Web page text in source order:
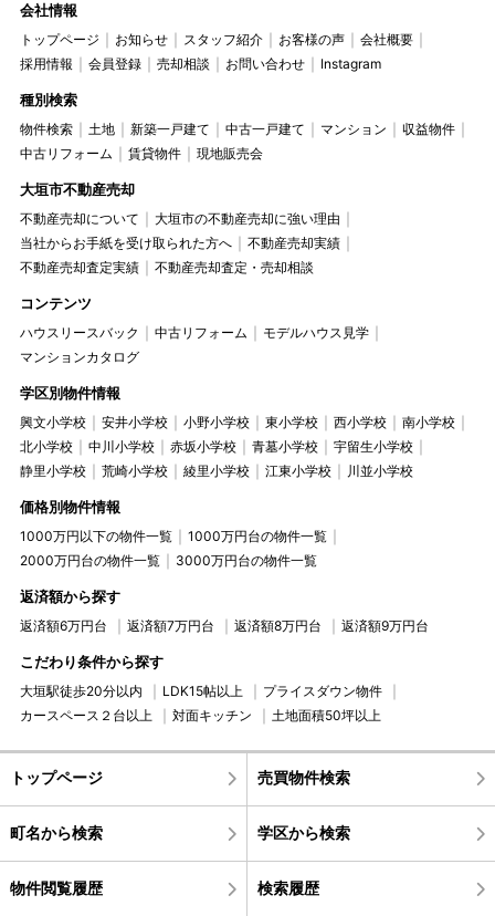
会社情報
トップページ お知らせ スタッフ紹介 お客様の声
会社概要
採用情報
会員登録 売却相談 お問い合わせ Instagram
種別検索
物件検索 土地 新築一戸建て 中古一戸建て マンション
収益物件
中古リフォーム
賃貸物件 現地販売会
大垣市不動産売却
不動産売却について
大垣市の不動産売却に強い理由
当社からお手紙を受け取られた方へ
不動産売却実績
不動産売却査定実績
不動産売却査定・売却相談
コンテンツ
ハウスリースバック 中古リフォーム
モデルハウス見学
マンションカタログ
学区別物件情報
興文小学校 安井小学校 小野小学校 東小学校 西小学校
南小学校
北小学校
中川小学校 赤坂小学校 青墓小学校
宇留生小学校
静里小学校
荒崎小学校 綾里小学校 江東小学校 川並小学校
価格別物件情報
1000万円以下の物件一覧
1000万円台の物件一覧
2000万円台の物件一覧
3000万円台の物件一覧
返済額から探す
返済額6万円台 返済額7万円台 返済額8万円台 返済額9万円台
こだわり条件から探す
大垣駅徒歩20分以内 LDK15帖以上
プライスダウン物件
カースペース２台以上
対面キッチン 土地面積50坪以上
トップページ 売買物件検索
町名から検索 学区から検索
物件閲覧履歴 検索履歴